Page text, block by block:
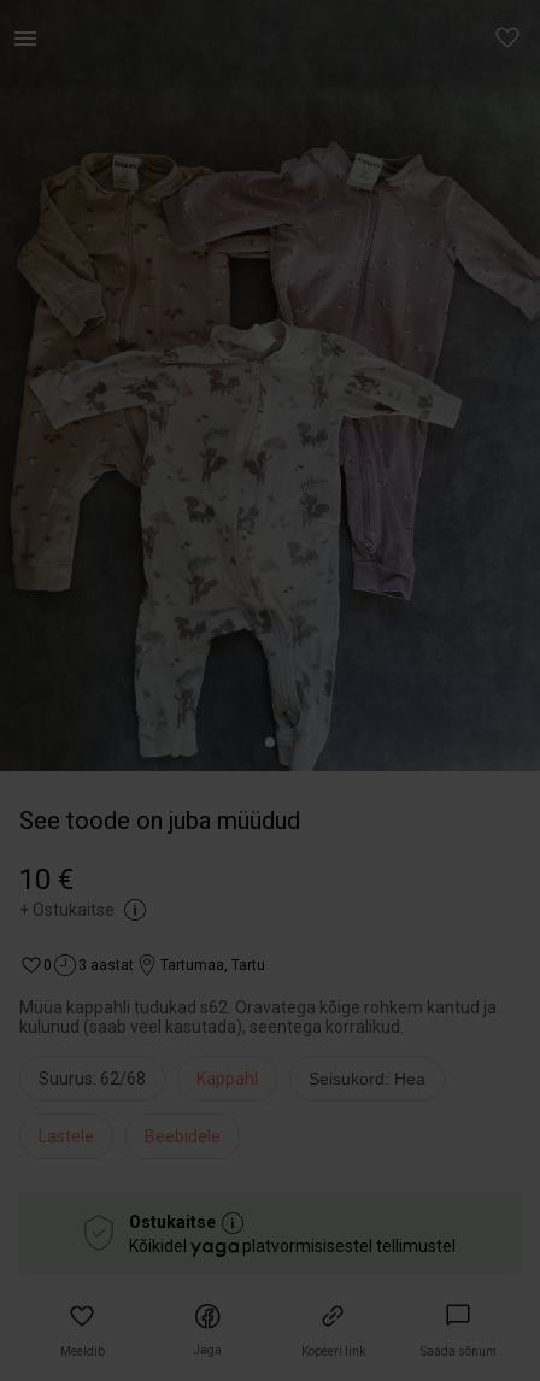
See toode on juba müüdud
10 €
+ Ostukaitse
0 3 aastat Tartumaa, Tartu
Müüa kappahli tudukad s62. Oravatega kõige rohkem kantud ja
kulunud (saab veel kasutada), seentega korralikud.
Suurus: 62/68 Kappahl Seisukord: Hea
Lastele Beebidele
Ostukaitse
Kõikidel
platvormisisestel tellimustel
Meeldib Jaga Kopeeri link Saada sõnum